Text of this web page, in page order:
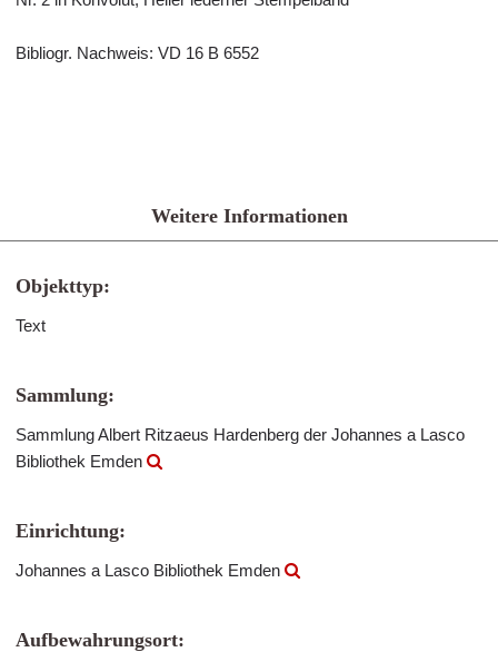
Bibliogr. Nachweis: VD 16 B 6552
Weitere Informationen
Objekttyp:
Text
Sammlung:
Sammlung Albert Ritzaeus Hardenberg der Johannes a Lasco
Bibliothek Emden
Einrichtung:
Johannes a Lasco Bibliothek Emden
Aufbewahrungsort: